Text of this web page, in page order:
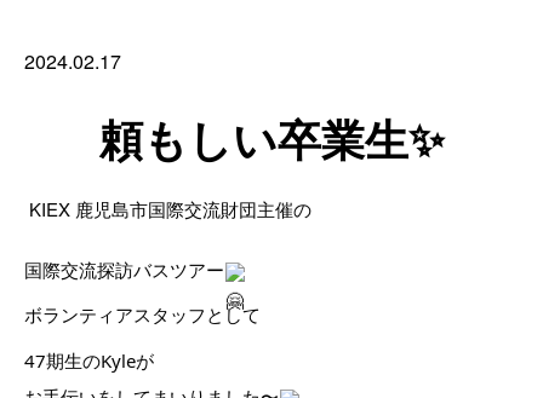
2024.02.17
頼もしい卒業生✨
KIEX 鹿児島市国際交流財団主催の
国際交流探訪バスツアー
ボランティアスタッフとして
47期生のKyleが